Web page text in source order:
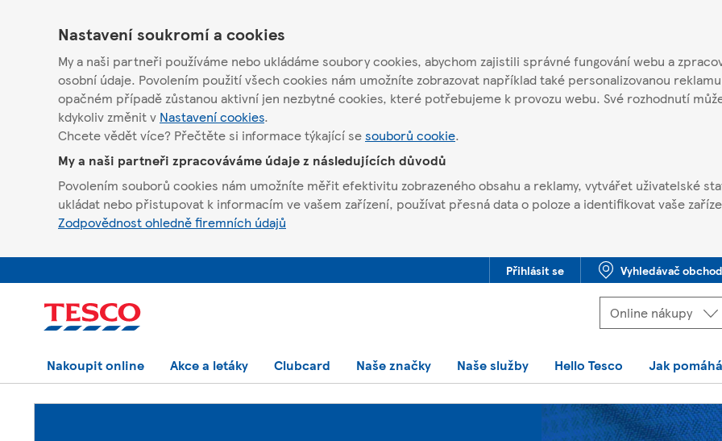
Nastavení soukromí a cookies
My a naši partneři používáme nebo ukládáme soubory cookies, abychom zajistili správné fungování webu a
osobní údaje. Povolením použití všech cookies nám umožníte zobrazovat například také personalizovanou
opačném případě zůstanou aktivní jen nezbytné cookies, které potřebujeme k provozu webu. Své rozhodnutí
kdykoliv změnit v Nastavení cookies.
Chcete vědět více? Přečtěte si informace týkající sesouborů cookie.
My a naši partneři zpracováváme údaje z následujících důvodů
Povolením souborů cookies nám umožníte měřit efektivitu zobrazeného obsahu a reklamy, vytvářet uživatelské
ukládat nebo přistupovat k informacím ve vašem zařízení, používat přesná data o poloze a identifikovat vaše
Zodpovědnost ohledně firemních údajů
Jste offline. Některé funkce mohou být nedostupné.
Přihlásit se Vyhledávač
Vybrat
Online nákupy
Nakoupit online Akce a letáky Clubcard Naše značky Naše služby Hello Tesco Jak